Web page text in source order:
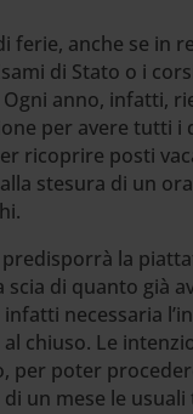
ferie, anche se in
di Stato o i
anno, infatti,
per avere tutti i
ricoprire posti
stesura di un
la
di quanto già
necessaria
chiuso. Le
per poter
un mese le